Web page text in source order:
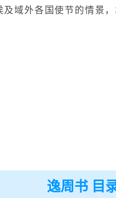
外各国使节的情景，
逸周书 目